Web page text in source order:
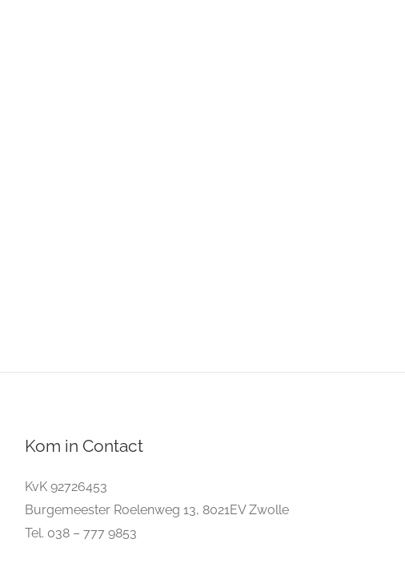
Kom in Contact
KvK 92726453
Burgemeester Roelenweg 13, 8021EV Zwolle
Tel. 038 – 777 9853